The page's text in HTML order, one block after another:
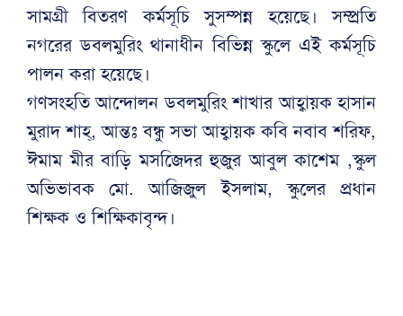
সামগ্রী বিতরণ কর্মসূচি সুসম্পন্ন হয়েছে। সম্প্রতি
নগরের ডবলমুরিং থানাধীন বিভিন্ন স্কুলে এই কর্মসূচি
পালন করা হয়েছে।
গণসংহতি আন্দোলন ডবলমুরিং শাখার আহ্বায়ক হাসান
মুরাদ শাহ্, আন্তঃ বন্ধু সভা আহ্বায়ক কবি নবাব শরিফ,
ঈমাম মীর বাড়ি মসজিেদর হুজুর আবুল কাশেম ,স্কুল
অভিভাবক মো. আজিজুল ইসলাম, স্কুলের প্রধান
শিক্ষক ও শিক্ষিকাবৃন্দ।